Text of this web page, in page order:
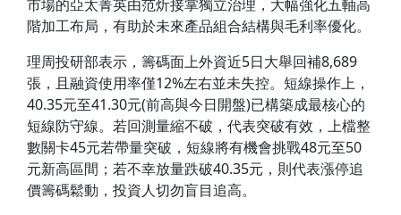
市場的亞太菁英由范炘接掌獨立治理，大幅強化五軸高
階加工布局，有助於未來產品組合結構與毛利率優化。
理周投研部表示，籌碼面上外資近5日大舉回補8,689
張，且融資使用率僅12%左右並未失控。短線操作上，
40.35元至41.30元(前高與今日開盤)已構築成最核心的
短線防守線。若回測量縮不破，代表突破有效，上檔整
數關卡45元若帶量突破，短線將有機會挑戰48元至50
元新高區間；若不幸放量跌破40.35元，則代表漲停追
價籌碼鬆動，投資人切勿盲目追高。